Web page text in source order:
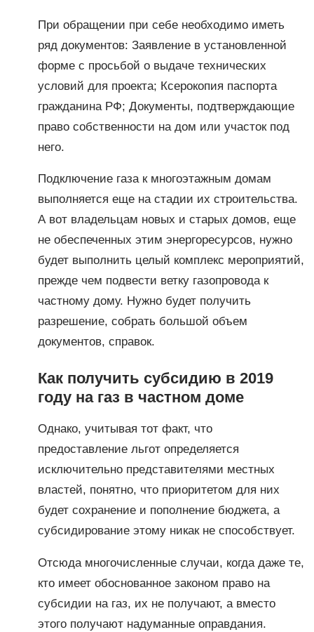
При обращении при себе необходимо иметь
ряд документов: Заявление в установленной
форме с просьбой о выдаче технических
условий для проекта; Ксерокопия паспорта
гражданина РФ; Документы, подтверждающие
право собственности на дом или участок под
него.
Подключение газа к многоэтажным домам
выполняется еще на стадии их строительства.
А вот владельцам новых и старых домов, еще
не обеспеченных этим энергоресурсов, нужно
будет выполнить целый комплекс мероприятий,
прежде чем подвести ветку газопровода к
частному дому. Нужно будет получить
разрешение, собрать большой объем
документов, справок.
Как получить субсидию в 2019
году на газ в частном доме
Однако, учитывая тот факт, что
предоставление льгот определяется
исключительно представителями местных
властей, понятно, что приоритетом для них
будет сохранение и пополнение бюджета, а
субсидирование этому никак не способствует.
Отсюда многочисленные случаи, когда даже те,
кто имеет обоснованное законом право на
субсидии на газ, их не получают, а вместо
этого получают надуманные оправдания.